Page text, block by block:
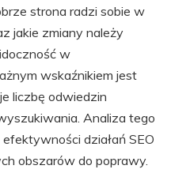
strona radzi sobie w
jakie zmiany należy
w
wskaźnikiem jest
liczbę odwiedzin
Analiza tego
działań SEO
obszarów do poprawy.